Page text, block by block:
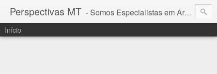
Perspectivas MT - Somos Especialistas em Araguaia - Mato Grosso
Início